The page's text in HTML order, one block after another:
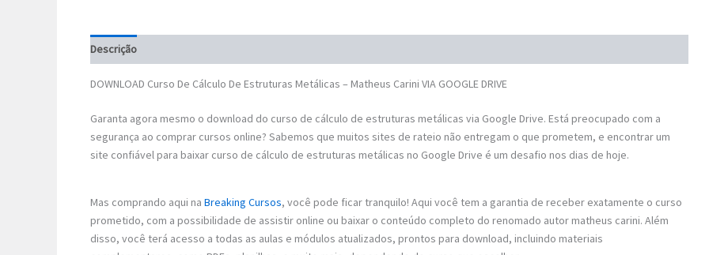
Descrição
DOWNLOAD Curso De Cálculo De Estruturas Metálicas – Matheus Carini VIA GOOGLE DRIVE
Garanta agora mesmo o download do curso de cálculo de estruturas metálicas via Google Drive. Está preocupado com a
segurança ao comprar cursos online? Sabemos que muitos sites de rateio não entregam o que prometem, e encontrar um
site confiável para baixar curso de cálculo de estruturas metálicas no Google Drive é um desafio nos dias de hoje.
Mas comprando aqui na Breaking Cursos, você pode ficar tranquilo! Aqui você tem a garantia de receber exatamente o curso
prometido, com a possibilidade de assistir online ou baixar o conteúdo completo do renomado autor matheus carini. Além
disso, você terá acesso a todas as aulas e módulos atualizados, prontos para download, incluindo materiais